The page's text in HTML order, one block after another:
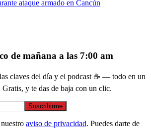
ataque armado en Cancún
de mañana a las 7:00 am
claves del día y el podcast ☕ — todo en un
y te das de baja con un clic.
Suscribirme
aviso de privacidad. Puedes darte de